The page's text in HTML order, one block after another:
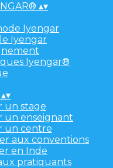
▴▾
Iyengar
Iyengar
Iyengar®
▴▾
un stage
un enseignant
un centre
aux conventions
en Inde
pratiquants